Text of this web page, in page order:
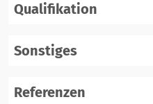
Qualifikation
Sonstiges
Referenzen